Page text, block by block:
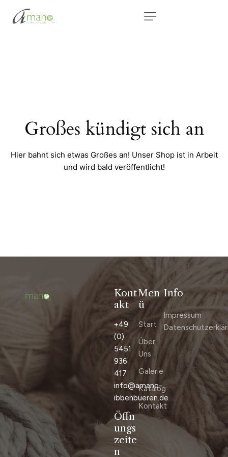
Großes kündigt sich an
Hier bahnt sich etwas Großes an! Unser Shop ist in Arbeit
und wird bald veröffentlicht!
Kont
akt
+49
(0)
5451
936
417
info@amano-
ibbenbueren.de
Öffn
ungs
zeite
n
Men
ü
Start
Über
Uns
Galerie
Katalog
Kontakt
Info
Impressum